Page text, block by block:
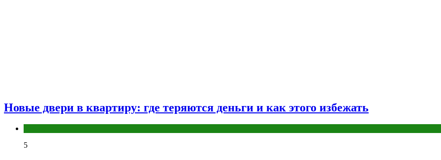
Новые двери в квартиру: где теряются деньги и как этого избежать
5